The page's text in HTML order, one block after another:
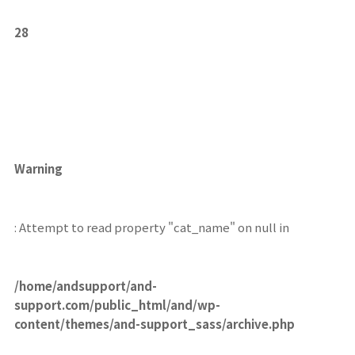
28
Warning
: Attempt to read property "cat_name" on null in
/home/andsupport/and-
support.com/public_html/and/wp-
content/themes/and-support_sass/archive.php